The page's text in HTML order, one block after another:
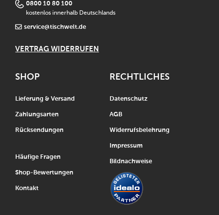
0800 10 80 100
kostenlos innerhalb Deutschlands
service@tischwelt.de
VERTRAG WIDERRUFEN
SHOP
Lieferung & Versand
Zahlungsarten
Rücksendungen
Häufige Fragen
Shop-Bewertungen
Kontakt
RECHTLICHES
Datenschutz
AGB
Widerrufsbelehrung
Impressum
Bildnachweise